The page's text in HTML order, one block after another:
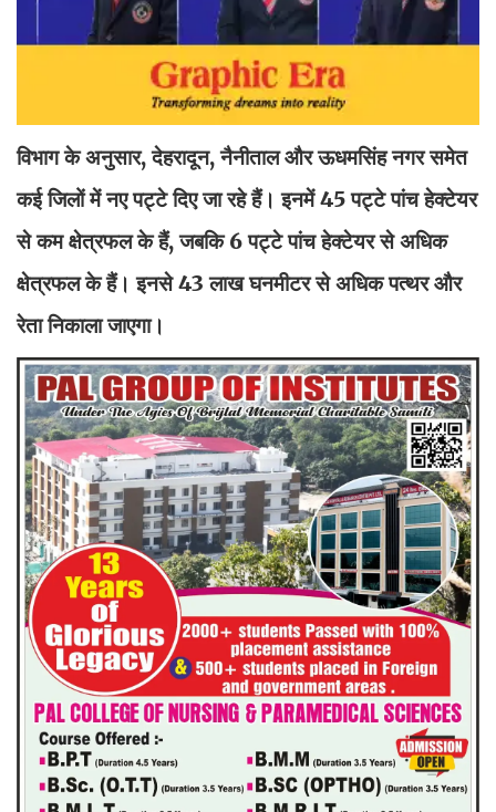
विभाग के अनुसार, देहरादून, नैनीताल और ऊधमसिंह नगर समेत
कई जिलों में नए पट्टे दिए जा रहे हैं। इनमें 45 पट्टे पांच हेक्टेयर
से कम क्षेत्रफल के हैं, जबकि 6 पट्टे पांच हेक्टेयर से अधिक
क्षेत्रफल के हैं। इनसे 43 लाख घनमीटर से अधिक पत्थर और
रेता निकाला जाएगा।